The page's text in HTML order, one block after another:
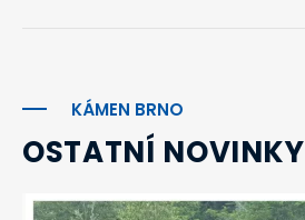
KÁMEN BRNO
OSTATNÍ NOVINKY